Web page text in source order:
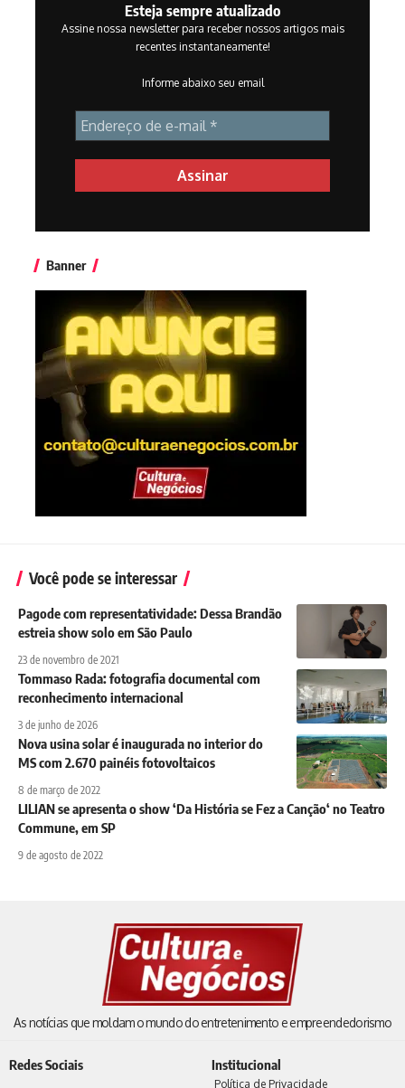
Esteja sempre atualizado
Assine nossa newsletter para receber nossos artigos mais
recentes instantaneamente!
Informe abaixo seu email
Banner
Você pode se interessar
Pagode com representatividade: Dessa Brandão
estreia show solo em São Paulo
23 de novembro de 2021
Tommaso Rada: fotografia documental com
reconhecimento internacional
3 de junho de 2026
Nova usina solar é inaugurada no interior do
MS com 2.670 painéis fotovoltaicos
8 de março de 2022
LILIAN se apresenta o show ‘Da História se Fez a Canção‘ no Teatro
Commune, em SP
9 de agosto de 2022
As notícias que moldam o mundo do entretenimento e empreendedorismo
Redes Sociais Institucional
Política de Privacidade